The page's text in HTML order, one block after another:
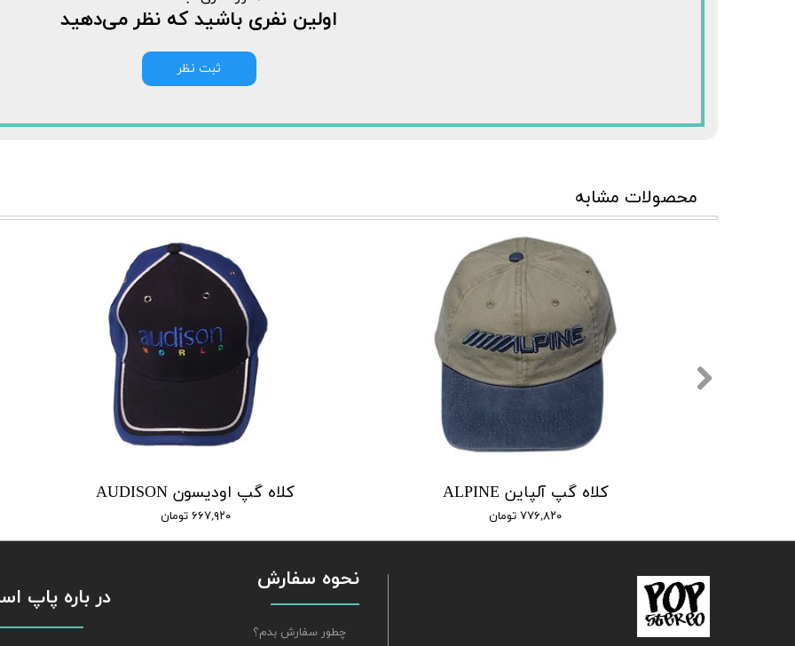
اولین نفری باشید که نظر می‌دهید
ثبت نظر
محصولات مشابه
کلاه گپ اودیسون AUDISON
۶۶۷,۹۲۰ تومان
کلاه گپ آلپاین ALPINE
۷۷۶,۸۲۰ تومان
نحوه سفارش
چطور سفارش بدم؟
در باره پاپ